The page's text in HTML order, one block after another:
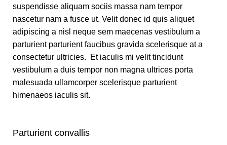
suspendisse aliquam sociis massa nam tempor
nascetur nam a fusce ut. Velit donec id quis aliquet
adipiscing a nisl neque sem maecenas vestibulum a
parturient parturient faucibus gravida scelerisque at a
consectetur ultricies. Et iaculis mi velit tincidunt
vestibulum a duis tempor non magna ultrices porta
malesuada ullamcorper scelerisque parturient
himenaeos iaculis sit.
Parturient convallis